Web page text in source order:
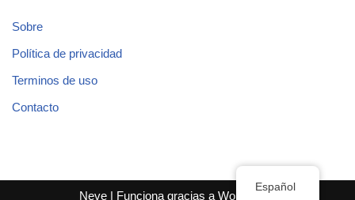
Sobre
Política de privacidad
Terminos de uso
Contacto
Neve| Funciona gracias a WordPress
Español